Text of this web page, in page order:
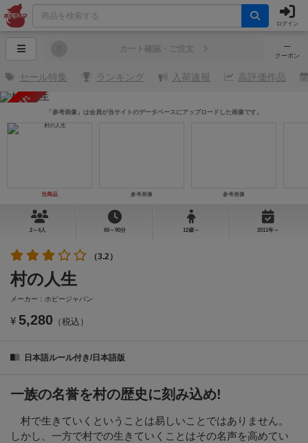
ログイン
─
クーポン
カート確認・ご注文
セール特集 ランキング 入荷速報 高評価作品
売り切れ
当商品 参考画像 参考画像
「参考画像」は会員が当サイトのデータベースにアップロードした画像です。
2～4人 60～90分 12歳～ 2011年～
（3.2）
村の人生
メーカー：ホビージャパン
¥ 5,280 （税込）
日本語ルール付き/日本語版
一族の名誉を村の歴史に刻み込め!
村で生きていくということは易しいことではありません。
しかし、一方で村での生きていくことはその名声を高めてい